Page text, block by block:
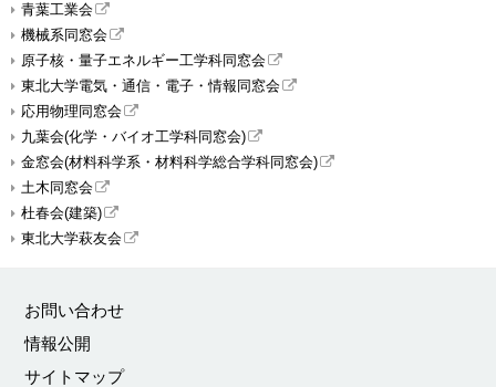
青葉工業会
機械系同窓会
原子核・量子エネルギー工学科同窓会
東北大学電気・通信・電子・情報同窓会
応用物理同窓会
九葉会(化学・バイオ工学科同窓会)
金窓会(材料科学系・材料科学総合学科同窓会)
土木同窓会
杜春会(建築)
東北大学萩友会
お問い合わせ
情報公開
サイトマップ